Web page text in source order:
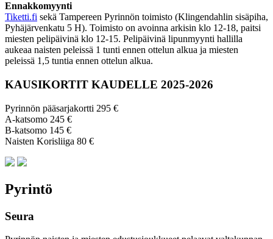
Ennakkomyynti
Tiketti.fi sekä Tampereen Pyrinnön toimisto (Klingendahlin sisäpiha,
Pyhäjärvenkatu 5 H). Toimisto on avoinna arkisin klo 12-18, paitsi
miesten pelipäivinä klo 12-15. Pelipäivinä lipunmyynti hallilla
aukeaa naisten peleissä 1 tunti ennen ottelun alkua ja miesten
peleissä 1,5 tuntia ennen ottelun alkua.
KAUSIKORTIT KAUDELLE 2025-2026
Pyrinnön pääsarjakortti 295 €
A-katsomo 245 €
B-katsomo 145 €
Naisten Korisliiga 80 €
Pyrintö
Seura